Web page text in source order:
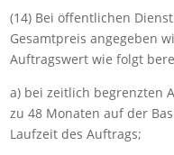
(14) Bei öffentlichen
Gesamtpreis angegeben
Auftragswert wie folgt
a) bei zeitlich begrenzten
zu 48 Monaten auf der
Laufzeit des Auftrags;